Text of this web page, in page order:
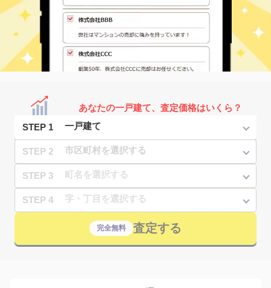
あなたの一戸建て、査定価格はいくら？
STEP 1
STEP 2
STEP 3
STEP 4
完全無料 査定する